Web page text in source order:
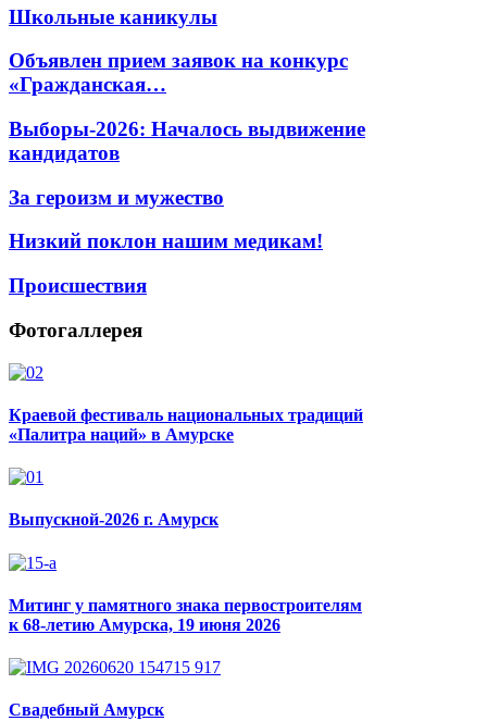
Школьные каникулы
Объявлен прием заявок на конкурс
«Гражданская…
Выборы-2026: Началось выдвижение
кандидатов
За героизм и мужество
Низкий поклон нашим медикам!
Происшествия
Фотогаллерея
Краевой фестиваль национальных традиций
«Палитра наций» в Амурске
Выпускной-2026 г. Амурск
Митинг у памятного знака первостроителям
к 68-летию Амурска, 19 июня 2026
Свадебный Амурск